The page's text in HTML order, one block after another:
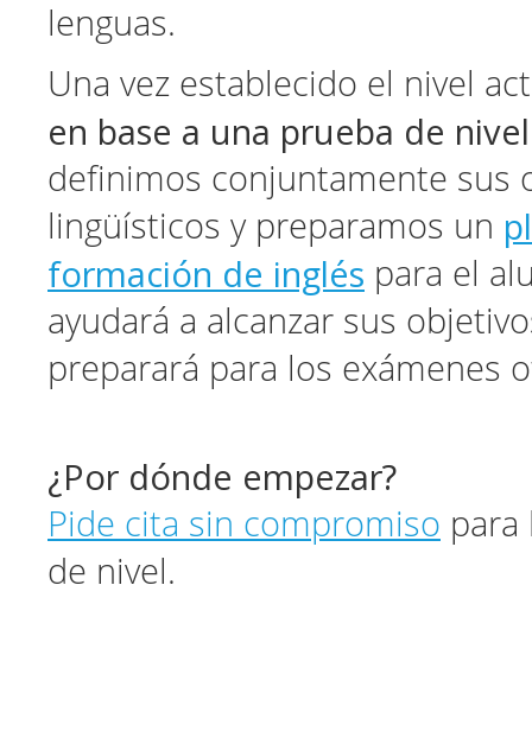
lenguas.
Una vez establecido el nivel
en base a una prueba de
definimos conjuntamente sus
lingüísticos y preparamos un
formación de inglés para el
ayudará a alcanzar sus
preparará para los exámenes
¿Por dónde empezar?
Pide cita sin compromiso para
de nivel.